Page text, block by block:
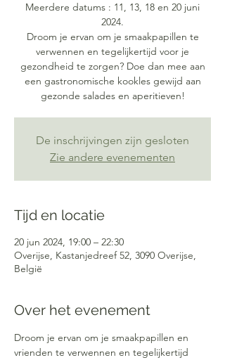
Meerdere datums : 11, 13, 18 en 20 juni
2024.
Droom je ervan om je smaakpapillen te
verwennen en tegelijkertijd voor je
gezondheid te zorgen? Doe dan mee aan
een gastronomische kookles gewijd aan
gezonde salades en aperitieven!
De inschrijvingen zijn gesloten
Zie andere evenementen
Tijd en locatie
20 jun 2024, 19:00 – 22:30
Overijse, Kastanjedreef 52, 3090 Overijse,
België
Over het evenement
Droom je ervan om je smaakpapillen en
vrienden te verwennen en tegelijkertijd